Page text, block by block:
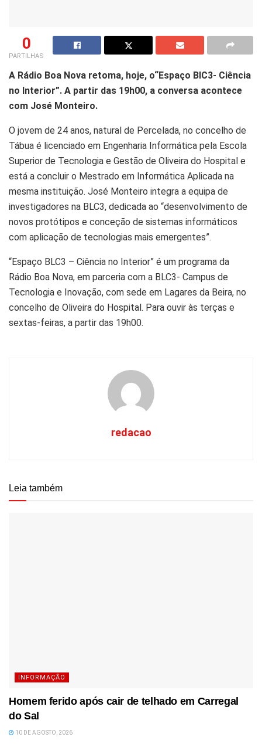
0
PARTILHAS
A Rádio Boa Nova retoma, hoje, o“Espaço BlC3- Ciência
no Interior”. A partir das 19h00, a conversa acontece
com José Monteiro.
O jovem de 24 anos, natural de Percelada, no concelho de
Tábua é licenciado em Engenharia Informática pela Escola
Superior de Tecnologia e Gestão de Oliveira do Hospital e
está a concluir o Mestrado em Informática Aplicada na
mesma instituição. José Monteiro integra a equipa de
investigadores na BLC3, dedicada ao “desenvolvimento de
novos protótipos e conceção de sistemas informáticos
com aplicação de tecnologias mais emergentes”.
“Espaço BLC3 – Ciência no Interior” é um programa da
Rádio Boa Nova, em parceria com a BLC3- Campus de
Tecnologia e Inovação, com sede em Lagares da Beira, no
concelho de Oliveira do Hospital. Para ouvir às terças e
sextas-feiras, a partir das 19h00.
redacao
Leia também
INFORMAÇÃO
Homem ferido após cair de telhado em Carregal
do Sal
10 DE AGOSTO, 2026